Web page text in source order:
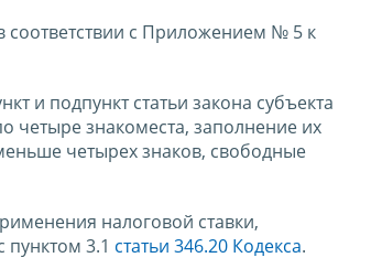
соответствии с Приложением № 5 к
и подпункт статьи закона субъекта
четыре знакоместа, заполнение их
четырех знаков, свободные
налоговой ставки,
пунктом 3.1 статьи 346.20 Кодекса.